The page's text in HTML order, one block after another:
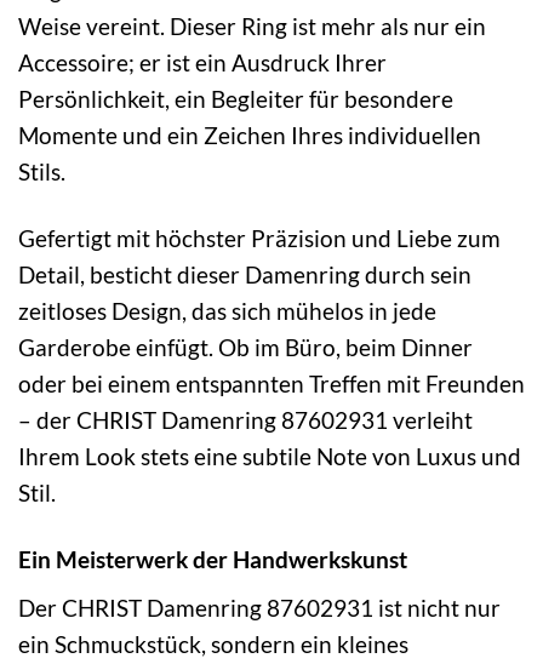
Weise vereint. Dieser Ring ist mehr als nur ein
Accessoire; er ist ein Ausdruck Ihrer
Persönlichkeit, ein Begleiter für besondere
Momente und ein Zeichen Ihres individuellen
Stils.
Gefertigt mit höchster Präzision und Liebe zum
Detail, besticht dieser Damenring durch sein
zeitloses Design, das sich mühelos in jede
Garderobe einfügt. Ob im Büro, beim Dinner
oder bei einem entspannten Treffen mit Freunden
– der CHRIST Damenring 87602931 verleiht
Ihrem Look stets eine subtile Note von Luxus und
Stil.
Ein Meisterwerk der Handwerkskunst
Der CHRIST Damenring 87602931 ist nicht nur
ein Schmuckstück, sondern ein kleines